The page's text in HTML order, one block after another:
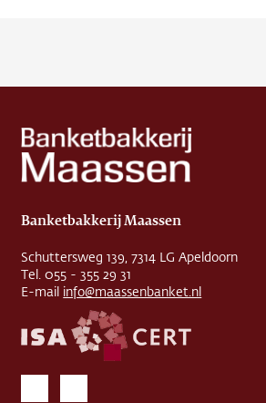
Banketbakkerij Maassen
Schuttersweg 139, 7314 LG Apeldoorn
Tel. 055 - 355 29 31
E-mail info@maassenbanket.nl